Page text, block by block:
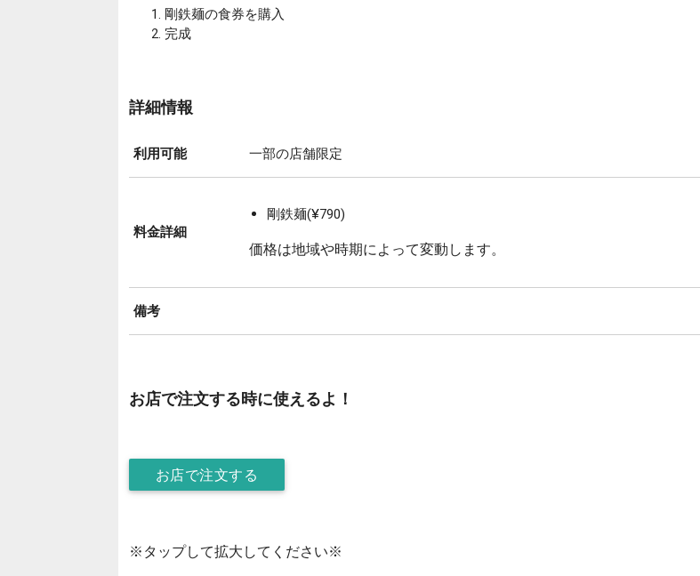
剛鉄麺の食券を購入
完成
詳細情報
利用可能 一部の店舗限定
料金詳細
剛鉄麺(¥790)
価格は地域や時期によって変動します。
備考
お店で注文する時に使えるよ！
お店で注文する
※タップして拡大してください※